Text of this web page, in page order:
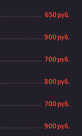
650 руб.
900 руб.
700 руб.
800 руб.
700 руб.
900 руб.